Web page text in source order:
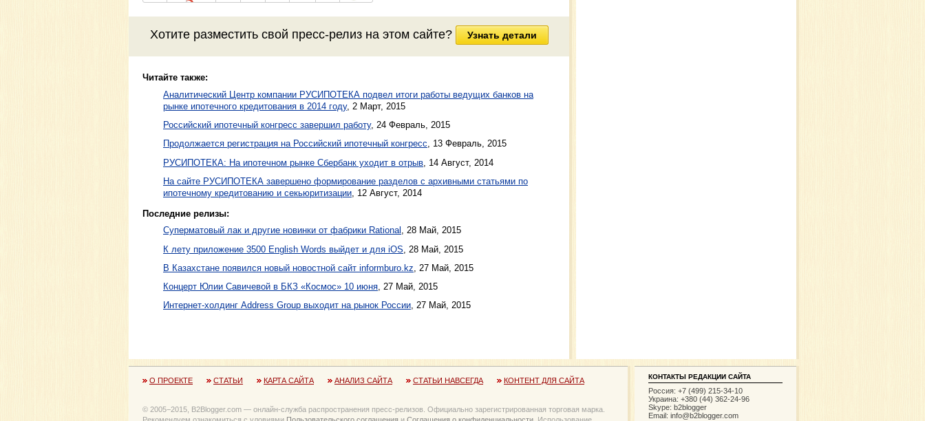
Хотите разместить свой пресс-релиз на этом сайте? Узнать детали
Читайте также:
Аналитический Центр компании РУСИПОТЕКА подвел итоги работы ведущих банков на
рынке ипотечного кредитования в 2014 году, 2 Март, 2015
Российский ипотечный конгресс завершил работу, 24 Февраль, 2015
Продолжается регистрация на Российский ипотечный конгресс, 13 Февраль, 2015
РУСИПОТЕКА: На ипотечном рынке Сбербанк уходит в отрыв 14 Август, 2014
На сайте РУСИПОТЕКА завершено формирование разделов с архивными статьями по
ипотечному кредитованию и секьюритизации 12 Август, 2014
Последние релизы:
Суперматовый лак и другие новинки от фабрики Rational , 28 Май, 2015
К лету приложение 3500 English Words выйдет и для iOS , 28 Май, 2015
В Казахстане появился новый новостной сайт informburo.kz , 27 Май, 2015
Концерт Юлии Савичевой в БКЗ «Космос» 10 июня , 27 Май, 2015
Интернет-холдинг Address Group выходит на рынок России, 27 Май, 2015
О ПРОЕКТЕ СТАТЬИ КАРТА САЙТА АНАЛИЗ САЙТА СТАТЬИ НАВСЕГДА КОНТЕНТ ДЛЯ САЙТА
© 2005−2015, B2Blogger.com — онлайн-служба распространения пресс-релизов. Официально зарегистрированная торговая марка.
КОНТАКТЫ РЕДАКЦИИ САЙТА
Россия: +7 (499) 215-34-10
Украина: +380 (44) 362-24-96
Skype: b2blogger
Email: info@b2blogger.com